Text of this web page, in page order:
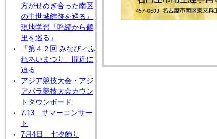
方がせめぎ合った南区
の中世城館跡を巡る』
現地学習「呼続から鶴
里を巡る」
「第４２回 みなびィふ
れあいまつり」間近に
迫る
アジア競技大会・アジ
アパラ競技大会カウン
トダウンボード
7.13 サマーコンサー
ト
7月4日 七夕飾り